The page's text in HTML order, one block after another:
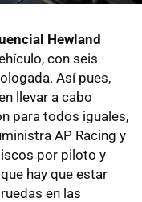
Hewland
con seis
Así pues,
llevar a cabo
para todos iguales,
AP Racing y
por piloto y
hay que estar
en las